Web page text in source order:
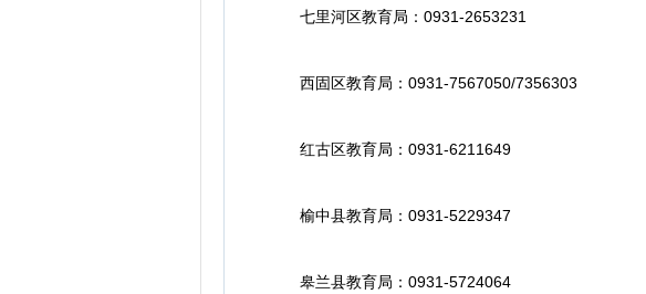
七里河区教育局：0931-2653231
西固区教育局：0931-7567050/7356303
红古区教育局：0931-6211649
榆中县教育局：0931-5229347
皋兰县教育局：0931-5724064